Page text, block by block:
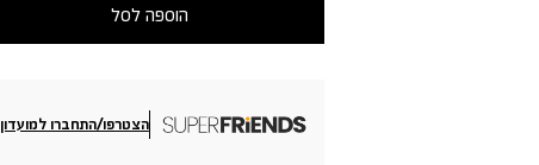
הוספה לסל
הצטרפו/התחברו למועדון